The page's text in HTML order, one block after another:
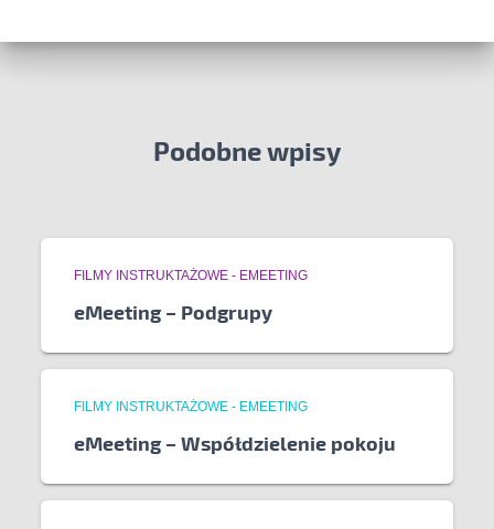
Podobne wpisy
FILMY INSTRUKTAŻOWE - EMEETING
eMeeting – Podgrupy
FILMY INSTRUKTAŻOWE - EMEETING
eMeeting – Współdzielenie pokoju